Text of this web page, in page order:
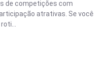
de competições com
atrativas. Se você